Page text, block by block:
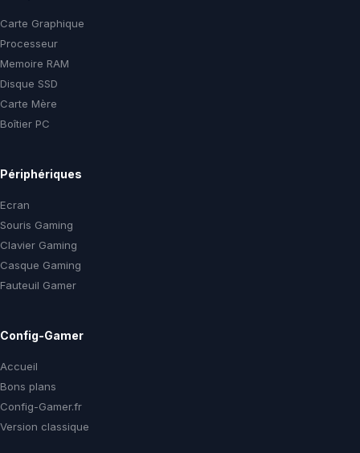
Carte Graphique
Processeur
Memoire RAM
Disque SSD
Carte Mère
Boîtier PC
Périphériques
Ecran
Souris Gaming
Clavier Gaming
Casque Gaming
Fauteuil Gamer
Config-Gamer
Accueil
Bons plans
Config-Gamer.fr
Version classique